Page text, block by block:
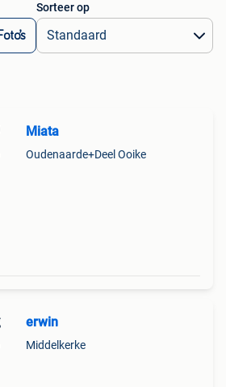
Foto’s
Sorteer op
Miata
Oudenaarde+Deel Ooike
erwin
Middelkerke